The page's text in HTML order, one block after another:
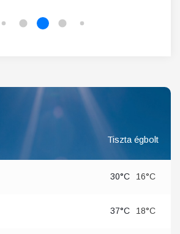
Tiszta égbolt
30°C 16°C
37°C 18°C